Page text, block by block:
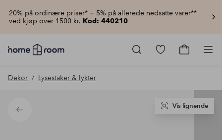
20% på ordinære priser* + 5% på allerede nedsatte varer**
ved kjøp over 1500 kr. Kod: 440210
Homeroom
–
hjemmet
pris
Gå
Gå
Dekor Lysestaker & lykter
Tilbake
Vis lignende